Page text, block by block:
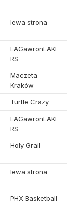
lewa strona
LAGawronLAKE
RS
Maczeta
Kraków
Turtle Crazy
LAGawronLAKE
RS
Holy Grail
lewa strona
PHX Basketball